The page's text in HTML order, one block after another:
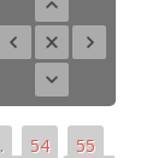
54
55